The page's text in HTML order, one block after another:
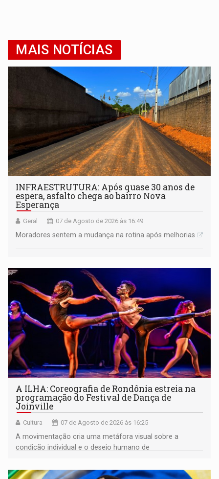
MAIS NOTÍCIAS
INFRAESTRUTURA: Após quase 30 anos de
espera, asfalto chega ao bairro Nova
Esperança
Geral 07 de Agosto de 2026 às 16:49
Moradores sentem a mudança na rotina após melhorias
A ILHA: Coreografia de Rondônia estreia na
programação do Festival de Dança de
Joinville
Cultura 07 de Agosto de 2026 às 16:25
A movimentação cria uma metáfora visual sobre a
condição individual e o desejo humano de